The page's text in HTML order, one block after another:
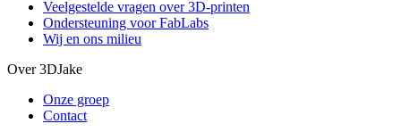
Veelgestelde vragen over 3D-printen
Ondersteuning voor FabLabs
Wij en ons milieu
Over 3DJake
Onze groep
Contact